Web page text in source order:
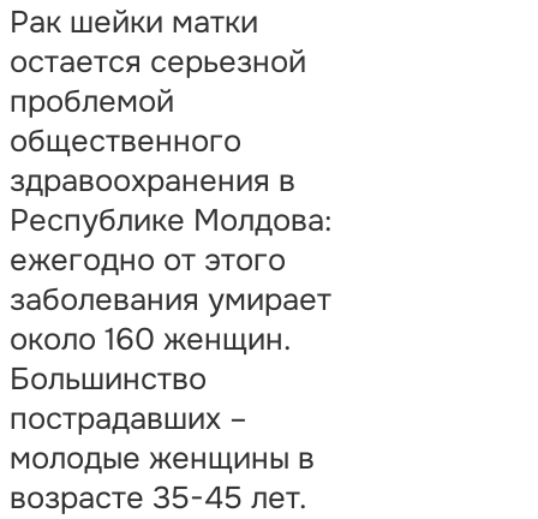
Рак шейки матки
остается серьезной
проблемой
общественного
здравоохранения в
Республике Молдова:
ежегодно от этого
заболевания умирает
около 160 женщин.
Большинство
пострадавших –
молодые женщины в
возрасте 35-45 лет.